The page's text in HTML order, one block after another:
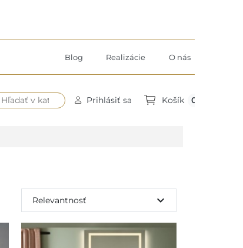
Blog Realizácie O nás
Prihlásiť sa Košík 0
Relevantnosť expand_more